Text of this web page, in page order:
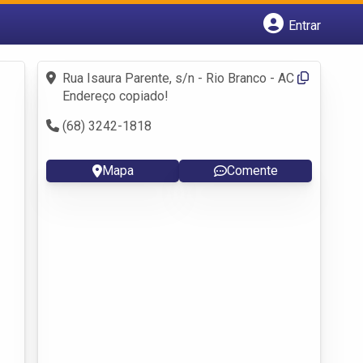
Entrar
Fazer login
Criar conta
Rua Isaura Parente, s/n - Rio Branco - AC
Endereço copiado!
(68) 3242-1818
Mapa Comente